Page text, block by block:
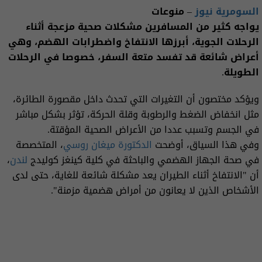
السومرية نيوز– منوعات
يواجه كثير من المسافرين مشكلات صحية مزعجة أثناء
الرحلات الجوية، أبرزها الانتفاخ واضطرابات الهضم، وهي
أعراض شائعة قد تفسد متعة السفر، خصوصا في الرحلات
الطويلة.
ويؤكد مختصون أن التغيرات التي تحدث داخل مقصورة الطائرة،
مثل انخفاض الضغط والرطوبة وقلة الحركة، تؤثر بشكل مباشر
في الجسم وتسبب عددا من الأعراض الصحية المؤقتة.
وفي هذا السياق، أوضحت الدكتورة ميغان روسي، المتخصصة
في صحة الجهاز الهضمي والباحثة في كلية كينغز كوليدج لندن،
أن "الانتفاخ أثناء الطيران يعد مشكلة شائعة للغاية، حتى لدى
الأشخاص الذين لا يعانون من أمراض هضمية مزمنة".